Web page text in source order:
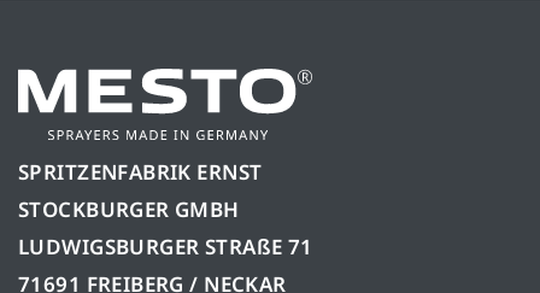
SPRITZENFABRIK ERNST
STOCKBURGER GMBH
LUDWIGSBURGER STRAßE 71
71691 FREIBERG / NECKAR